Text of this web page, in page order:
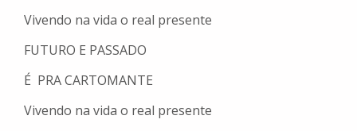
Vivendo na vida o real presente
FUTURO E PASSADO
É PRA CARTOMANTE
Vivendo na vida o real presente